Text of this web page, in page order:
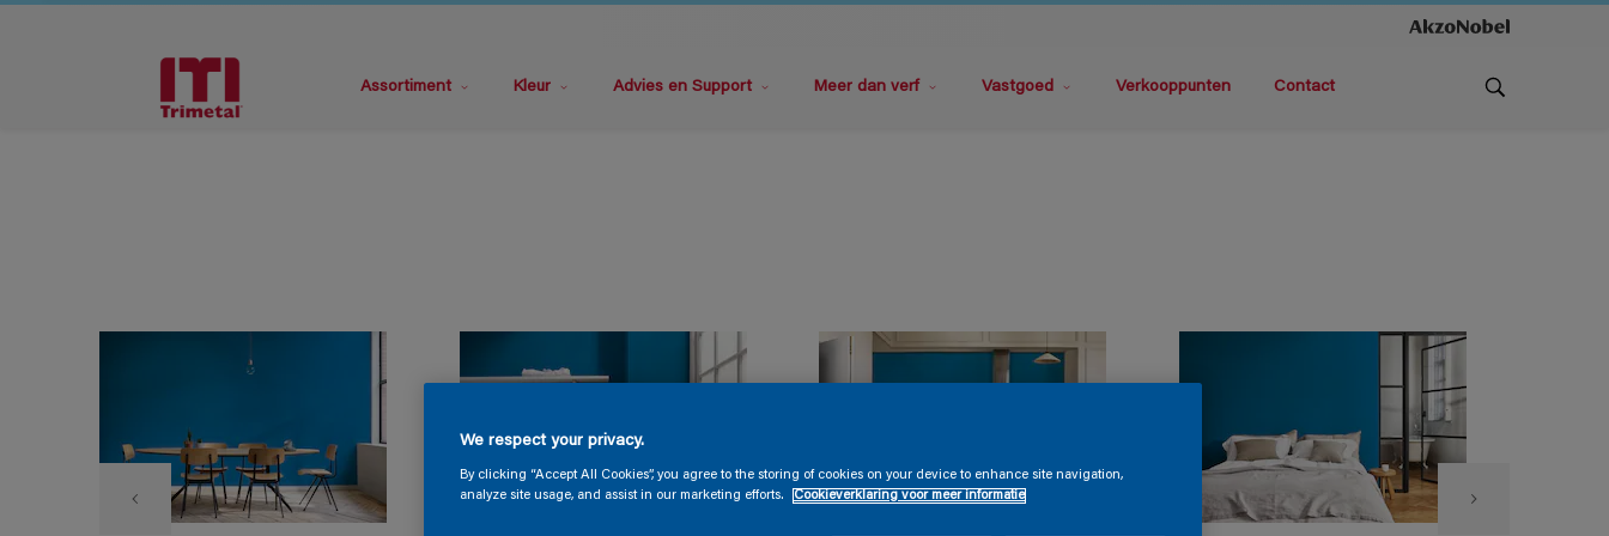
Assortiment Kleur Advies en Support Meer dan verf Vastgoed Verkooppunten Contact
We respect your privacy.
By clicking “Accept All Cookies”, you agree to the storing of cookies on your device to enhance site navigation,
analyze site usage, and assist in our marketing efforts.
Cookieverklaring voor meer informatie